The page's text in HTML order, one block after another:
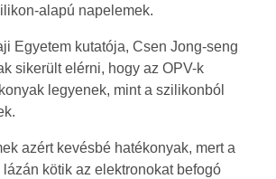
alapú napelemek.
Egyetem kutatója, Csen Jong-seng
sikerült elérni, hogy az OPV-k
legyenek, mint a szilikonból
azért kevésbé hatékonyak, mert a
kötik az elektronokat befogó